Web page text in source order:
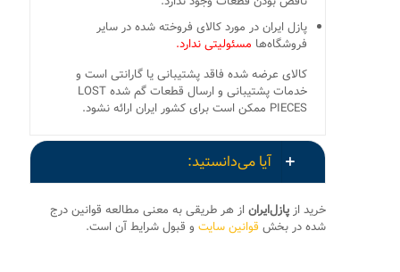
پازل ایران در مورد کالای فروخته شده در سایر
فروشگاه‌ها مسئولیتی ندارد.
کالای عرضه شده فاقد پشتیبانی یا گارانتی است و
خدمات پشتیبانی و ارسال قطعات گم شده LOST
PIECES ممکن است برای کشور ایران ارائه نشود.
آیا می‌دانستید:
خرید از پازل‌ایران از هر طریقی به معنی مطالعه قوانین درج
شده در بخش قوانین سایت و قبول شرایط آن است.